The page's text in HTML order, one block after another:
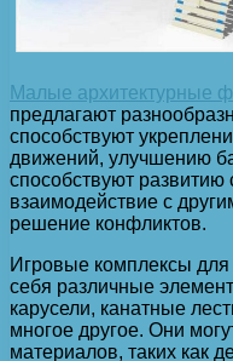
Малые архитектурные
предлагают
способствуют
движений, улучшению
способствуют развитию
взаимодействие с
решение конфликтов.
Игровые комплексы для
себя различные
карусели, канатные
многое другое. Они
материалов, таких как